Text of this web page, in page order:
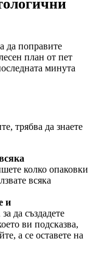
да поправите
план от пет
минута
трябва да знаете
колко опаковки
всяка
и
да създадете
ви подсказва,
а се оставете на